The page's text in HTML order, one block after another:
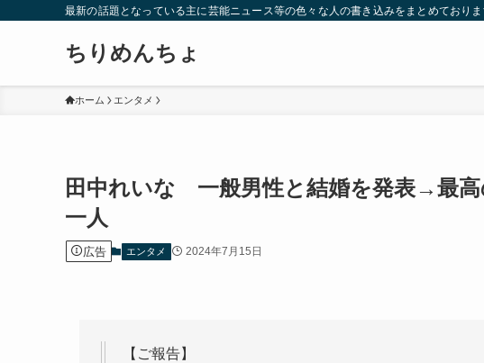
最新の話題となっている主に芸能ニュース等の色々な人の書き込みをまとめており
ちりめんちょ
ホーム エンタメ
田中れいな 一般男性と結婚を発表→最
一人
広告 エンタメ 2024年7月15日
【ご報告】